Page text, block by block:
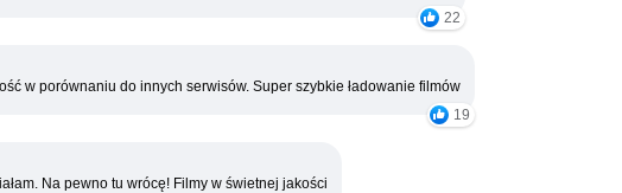
22
w porównaniu do innych serwisów. Super szybkie ładowanie filmów
19
Na pewno tu wrócę! Filmy w świetnej jakości